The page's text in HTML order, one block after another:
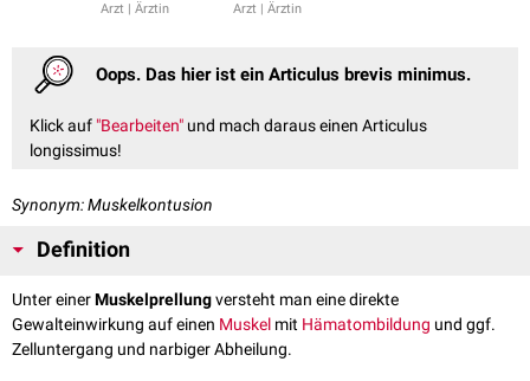
Arzt | Ärztin Arzt | Ärztin
Oops. Das hier ist ein Articulus brevis minimus.
Klick auf "Bearbeiten" und mach daraus einen Articulus
longissimus!
Synonym: Muskelkontusion
Definition
Unter einerMuskelprellungversteht man eine direkte
Gewalteinwirkung auf einen Muskel mit Hämatombildung und ggf.
Zelluntergang und narbiger Abheilung.